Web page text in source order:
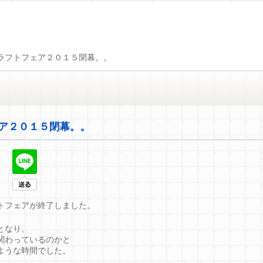
フトフェア２０１５閉幕。。
２０１５閉幕。。
ェアが終了しました。
り、
わっているのかと
な時間でした。